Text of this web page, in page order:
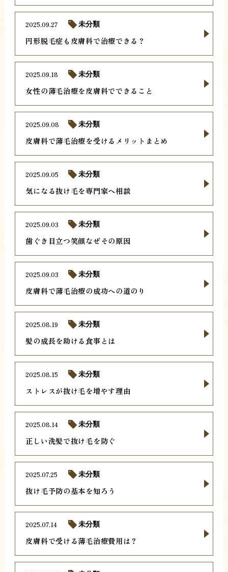
円形脱毛症も皮膚科で治療できる？
2025.09.27 未分類
女性の薄毛治療を皮膚科でできること
2025.09.18 未分類
皮膚科で薄毛治療を受けるメリットまとめ
2025.09.08 未分類
気になる抜け毛を専門家へ相談
2025.09.05 未分類
歯ぐき目立つ笑顔なぜその原因
2025.09.03 未分類
皮膚科で薄毛治療の成功への道のり
2025.09.03 未分類
髪の成長を助ける食事とは
2025.08.19 未分類
ストレスが抜け毛を増やす理由
2025.08.15 未分類
正しい洗髪で抜け毛を防ぐ
2025.08.14 未分類
抜け毛予防の基本を知ろう
2025.07.25 未分類
皮膚科で受ける薄毛治療費用は？
2025.07.14 未分類